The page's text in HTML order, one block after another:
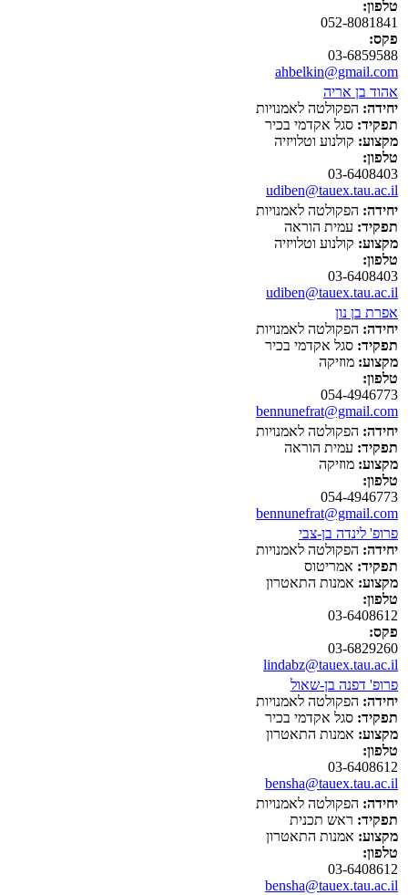
טלפון:
052-8081841
פקס:
03-6859588
ahbelkin@gmail.com
אהוד בן אריה
יחידה: הפקולטה לאמנויות
תפקיד: סגל אקדמי בכיר
מקצוע: קולנוע וטלויזיה
טלפון:
03-6408403
udiben@tauex.tau.ac.il
יחידה: הפקולטה לאמנויות
תפקיד: עמית הוראה
מקצוע: קולנוע וטלויזיה
טלפון:
03-6408403
udiben@tauex.tau.ac.il
אפרת בן נון
יחידה: הפקולטה לאמנויות
תפקיד: סגל אקדמי בכיר
מקצוע: מוזיקה
טלפון:
054-4946773
bennunefrat@gmail.com
יחידה: הפקולטה לאמנויות
תפקיד: עמית הוראה
מקצוע: מוזיקה
טלפון:
054-4946773
bennunefrat@gmail.com
פרופ' לינדה בן-צבי
יחידה: הפקולטה לאמנויות
תפקיד: אמריטוס
מקצוע: אמנות התאטרון
טלפון:
03-6408612
פקס:
03-6829260
lindabz@tauex.tau.ac.il
פרופ' דפנה בן-שאול
יחידה: הפקולטה לאמנויות
תפקיד: סגל אקדמי בכיר
מקצוע: אמנות התאטרון
טלפון:
03-6408612
bensha@tauex.tau.ac.il
יחידה: הפקולטה לאמנויות
תפקיד: ראש תכנית
מקצוע: אמנות התאטרון
טלפון:
03-6408612
bensha@tauex.tau.ac.il